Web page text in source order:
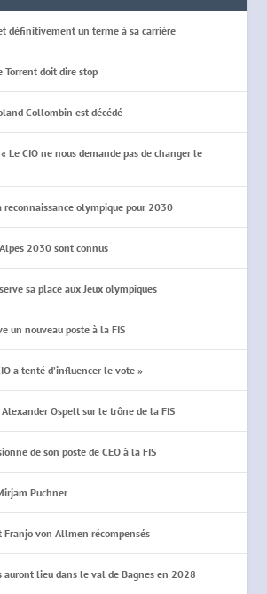
définitivement un terme à sa carrière
Torrent doit dire stop
Collombin est décédé
Le CIO ne nous demande pas de changer le
reconnaissance olympique pour 2030
2030 sont connus
sa place aux Jeux olympiques
un nouveau poste à la FIS
a tenté d’influencer le vote »
Alexander Ospelt sur le trône de la FIS
de son poste de CEO à la FIS
Puchner
Franjo von Allmen récompensés
auront lieu dans le val de Bagnes en 2028